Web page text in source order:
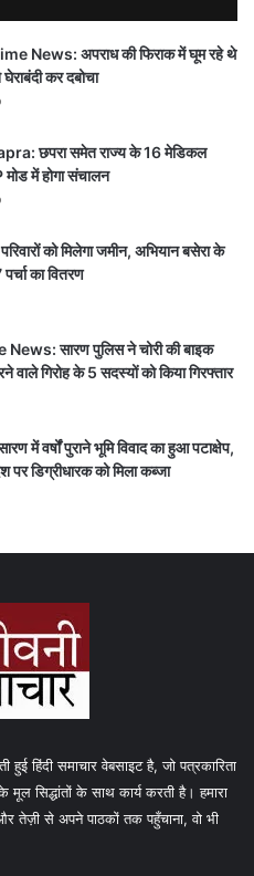
News: अपराध की फिराक में घूम रहे थे
कर दबोचा
छपरा समेत राज्य के 16 मेडिकल
में होगा संचालन
को मिलेगा जमीन, अभियान बसेरा के
का वितरण
सारण पुलिस ने चोरी की बाइक
वाले गिरोह के 5 सदस्यों को किया गिरफ्तार
में वर्षों पुराने भूमि विवाद का हुआ पटाक्षेप,
डिग्रीधारक को मिला कब्जा
हिंदी समाचार वेबसाइट है, जो पत्रकारिता
मूल सिद्धांतों के साथ कार्य करती है। हमारा
तेज़ी से अपने पाठकों तक पहुँचाना, वो भी